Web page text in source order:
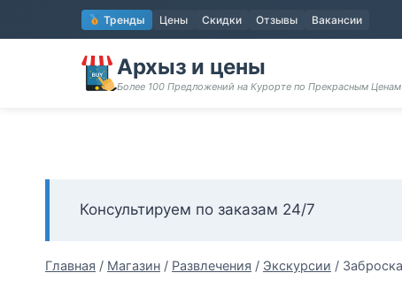
к
содержимому
Тренды Цены Скидки Отзывы Вакансии
Архыз и цены
Более 100 Предложений на Курорте по Прекрасным Ценам
Консультируем по заказам 24/7
Главная / Магазин / Развлечения / Экскурсии /